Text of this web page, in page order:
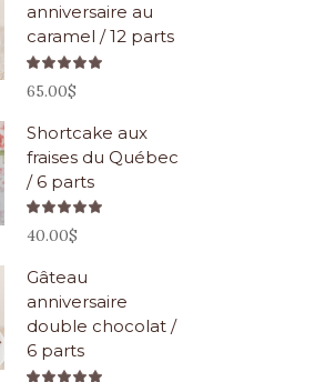
anniversaire au
caramel / 12 parts
5.00
65.00$
Shortcake aux
fraises du Québec
/ 6 parts
5.00
40.00$
Gâteau
anniversaire
double chocolat /
6 parts